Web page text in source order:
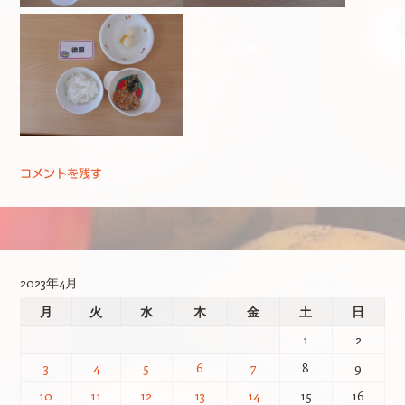
コメントを残す
2023年4月
月
火 水 木 金 土
日
1
2
3
4 5 6 7 8
9
10
11 12 13 14 15 16